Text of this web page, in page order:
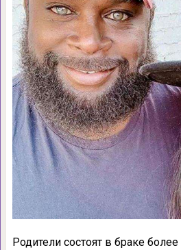
Родители состоят в браке